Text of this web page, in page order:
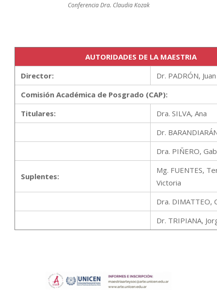
Conferencia Dra. Claudia Kozak
AUTORIDADES DE LA MAESTRIA
Director:
Dr. PADRÓN,
Comisión Académica de Posgrado (CAP):
Titulares:
Dra. SILVA, Ana
Dr.
Dra. PIÑERO,
Suplentes:
Mg. FUENTES,
Victoria
Dra. DIMATTEO,
Dr. TRIPIANA,